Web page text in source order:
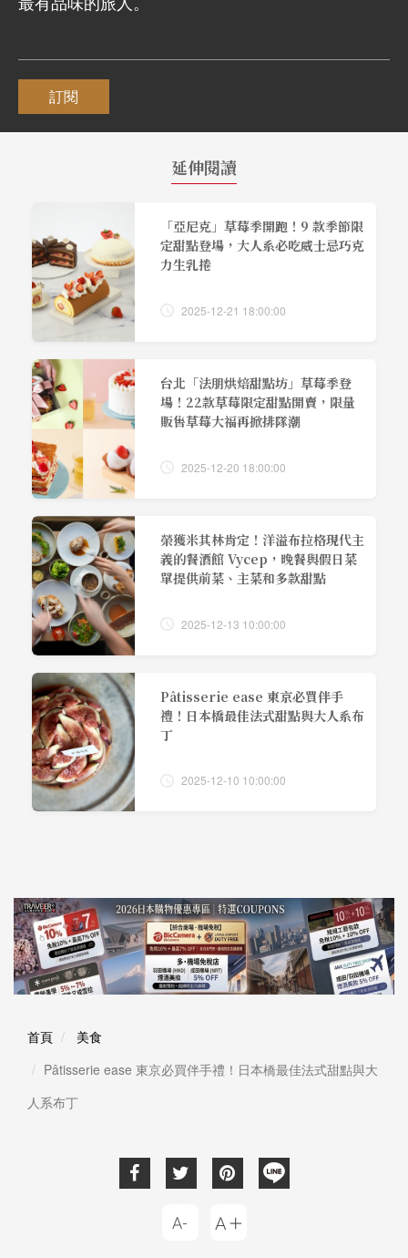
訂閱
延伸閱讀
「亞尼克」草莓季開跑！9 款季節限
定甜點登場，大人系必吃威士忌巧克
力生乳捲
2025-12-21 18:00:00
台北「法朋烘焙甜點坊」草莓季登
場！22款草莓限定甜點開賣，限量
販售草莓大福再掀排隊潮
2025-12-20 18:00:00
榮獲米其林肯定！洋溢布拉格現代主
義的餐酒館 Vycep，晚餐與假日菜
單提供前菜、主菜和多款甜點
2025-12-13 10:00:00
Pâtisserie ease 東京必買伴手
禮！日本橋最佳法式甜點與大人系布
丁
2025-12-10 10:00:00
首頁
美食
Pâtisserie ease 東京必買伴手禮！日本橋最佳法式甜點與大
人系布丁